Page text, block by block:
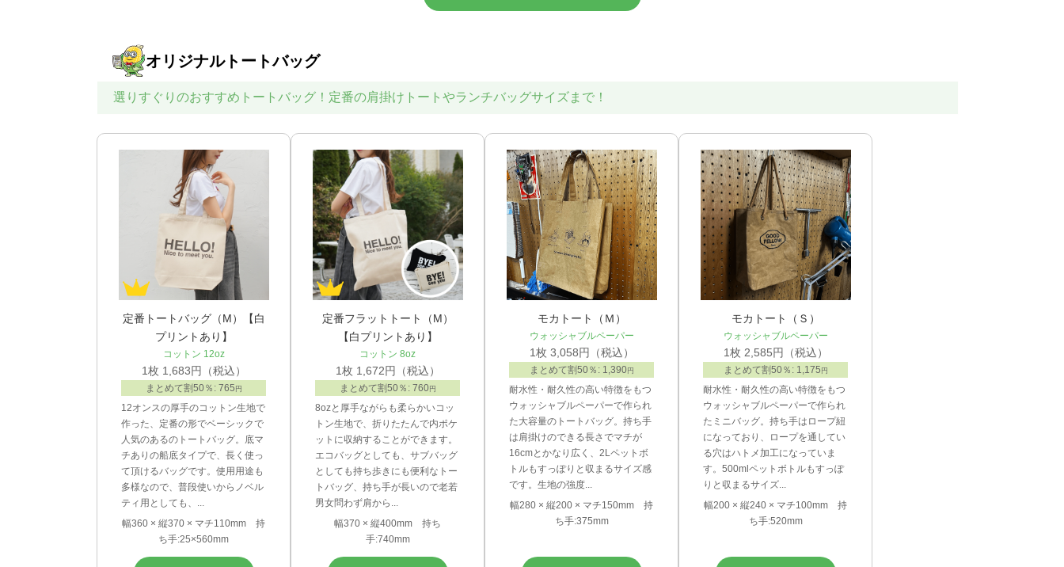
オリジナルトートバッグ
選りすぐりのおすすめトートバッグ！定番の肩掛けトートやランチバッグサイズまで！
定番トートバッグ（M）【白
プリントあり】
コットン 12oz
1枚 1,683円（税込）
まとめて割50％: 765 円
12オンスの厚手のコットン生地で
作った、定番の形でベーシックで
人気のあるのトートバッグ。底マ
チありの船底タイプで、長く使っ
て頂けるバッグです。使用用途も
多様なので、普段使いからノベル
ティ用としても、...
幅360 × 縦370 × マチ110mm 持
ち手:25×560mm
定番フラットトート（M）
【白プリントあり】
コットン 8oz
1枚 1,672円（税込）
まとめて割50％: 760円
8ozと厚手ながらも柔らかいコッ
トン生地で、折りたたんで内ポケ
ットに収納することができます。
エコバッグとしても、サブバッグ
としても持ち歩きにも便利なトー
トバッグ、持ち手が長いので老若
男女問わず肩から...
幅370 × 縦400mm 持ち
手:740mm
モカトート（Ｍ）
ウォッシャブルペーパー
1枚 3,058円（税込）
まとめて割50％: 1,390円
耐水性・耐久性の高い特徴をもつ
ウォッシャブルペーパーで作られ
た大容量のトートバッグ。持ち手
は肩掛けのできる長さでマチが
16cmとかなり広く、2Lペットボ
トルもすっぽりと収まるサイズ感
です。生地の強度...
幅280 × 縦200 × マチ150mm 持
ち手:375mm
モカトート（Ｓ）
ウォッシャブルペーパー
1枚 2,585円（税込）
まとめて割50％: 1,175 円
耐水性・耐久性の高い特徴をもつ
ウォッシャブルペーパーで作られ
たミニバッグ。持ち手はロープ紐
になっており、ロープを通してい
る穴はハトメ加工になっていま
す。500mlペットボトルもすっぽ
りと収まるサイズ...
幅200 × 縦240 × マチ100mm 持
ち手:520mm